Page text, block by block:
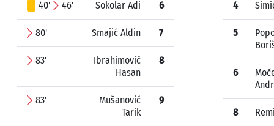
40' 46' Sokolar Adi 6
80' Smajić Aldin 7
83'
Ibrahimović
Hasan
8
83'
Mušanović
Tarik
9
4
5
6
8